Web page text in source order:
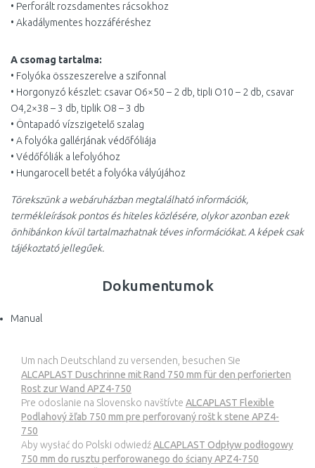
• Perforált rozsdamentes rácsokhoz
• Akadálymentes hozzáféréshez
A csomag tartalma:
• Folyóka összeszerelve a szifonnal
• Horgonyzó készlet: csavar O6×50 – 2 db, tipli O10 – 2 db, csavar
O4,2×38 – 3 db, tiplik O8 – 3 db
• Öntapadó vízszigetelő szalag
• A folyóka gallérjának védőfóliája
• Védőfóliák a lefolyóhoz
• Hungarocell betét a folyóka vályújához
Törekszünk a webáruházban megtalálható információk,
termékleírások pontos és hiteles közlésére, olykor azonban ezek
önhibánkon kívül tartalmazhatnak téves információkat. A képek csak
tájékoztató jellegűek.
Dokumentumok
Manual
Um nach Deutschland zu versenden, besuchen Sie
ALCAPLAST Duschrinne mit Rand 750 mm für den perforierten
Rost zur Wand APZ4-750
Pre odoslanie na Slovensko navštívte ALCAPLAST Flexible
Podlahový žľab 750 mm pre perforovaný rošt k stene APZ4-
750
Aby wysłać do Polski odwiedźALCAPLAST Odpływ podłogowy
750 mm do rusztu perforowanego do ściany APZ4-750